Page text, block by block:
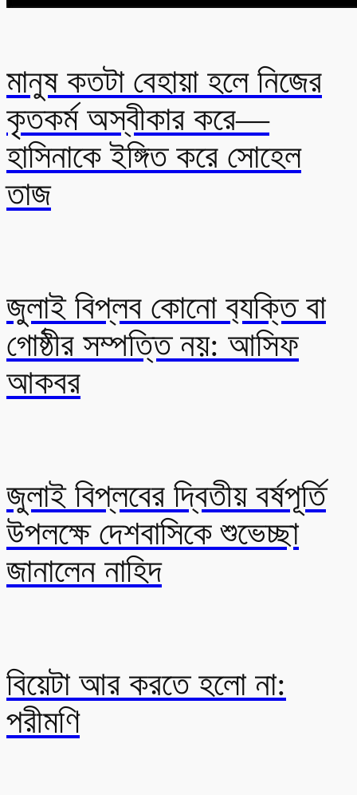
মানুষ কতটা বেহায়া হলে নিজের
কৃতকর্ম অস্বীকার করে—
হাসিনাকে ইঙ্গিত করে সোহেল
তাজ
জুলাই বিপ্লব কোনো ব‍্যক্তি বা
গোষ্ঠীর সম্পত্তি নয়: আসিফ
আকবর
জুলাই বিপ্লবের দ্বিতীয় বর্ষপূর্তি
উপলক্ষে দেশবাসিকে শুভেচ্ছা
জানালেন নাহিদ
বিয়েটা আর করতে হলো না:
পরীমণি